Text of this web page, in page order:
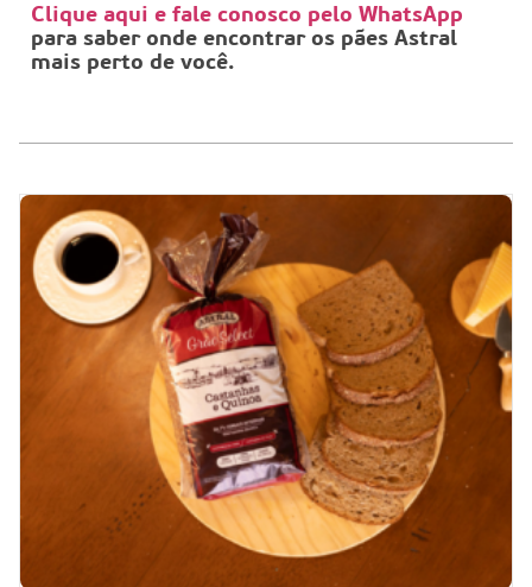
Clique aqui e fale conosco pelo WhatsApp
para saber onde encontrar os pães Astral
mais perto de você.